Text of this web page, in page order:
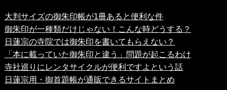
大判サイズの御朱印帳が1冊あると便利な件
御朱印が一種類だけじゃない！こんな時どうする？
日蓮宗の寺院では御朱印を書いてもらえない？
「本に載っていた御朱印と違う」問題が起こるわけ
寺社巡りにレンタサイクルが便利ですよという話
日蓮宗用・御首題帳が通販できるサイトまとめ